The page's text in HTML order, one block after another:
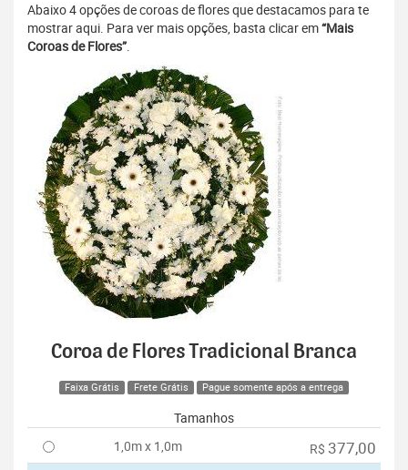
Abaixo 4 opções de coroas de flores que destacamos para te
mostrar aqui. Para ver mais opções, basta clicar em“Mais
Coroas de Flores”.
Coroa de Flores Tradicional Branca
Faixa Grátis Frete Grátis Pague somente após a entrega
Tamanhos
1,0m x 1,0m
R$ 377,00